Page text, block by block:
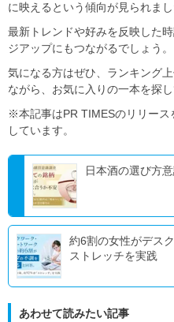
に映えるという傾向が見られまし
最新トレンドや好みを反映した
ジアップにもつながるでしょう。
気になる方はぜひ、ランキング
ながら、お気に入りの一本を探
※本記事はPR TIMESのリリース
しています。
日本酒の選び方
約6割の女性がデス
ストレッチを実践
あわせて読みたい記事